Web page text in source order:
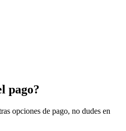
pago?
opciones de pago, no dudes en